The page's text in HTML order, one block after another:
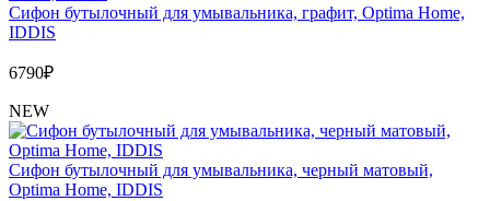
Сифон бутылочный для умывальника, графит, Optima Home,
IDDIS
6790₽
NEW
Сифон бутылочный для умывальника, черный матовый,
Optima Home, IDDIS